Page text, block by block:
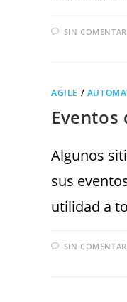
SIN
AGILE /
Eventos
Algunos
sus
utilidad a
SIN